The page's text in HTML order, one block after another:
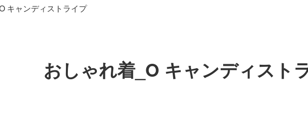
キャンディストライプ
おしゃれ着_O キャンディスト